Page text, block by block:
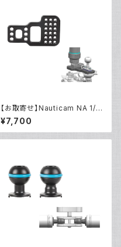
【お取寄せ】Nauticam NA 1/4
インチ アダプタープレート [218
22]
¥7,700